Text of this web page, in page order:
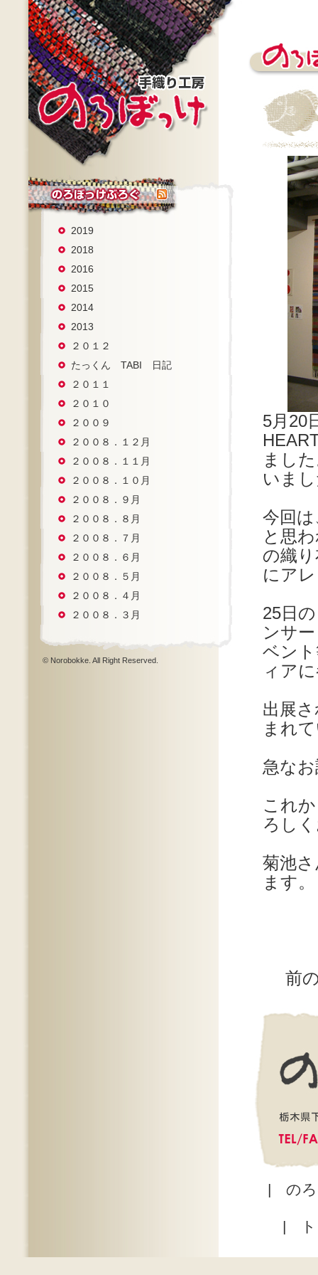
2019
2018
2016
2015
2014
2013
２０１２
たっくん TABI 日記
２０１１
２０１０
２００９
２００８．１２月
２００８．１１月
２００８．１０月
２００８．９月
２００８．８月
２００８．７月
２００８．６月
２００８．５月
２００８．４月
２００８．３月
© Norobokke. All Right Reserved.
5月20
まし
いま
今回
と思
の織
にア
25日
ンサ
ベン
ィア
出展
まれ
急な
これ
ろし
菊池
ます。
前
| の
|